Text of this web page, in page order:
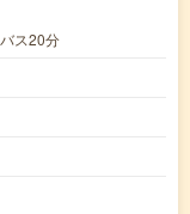
ス20分